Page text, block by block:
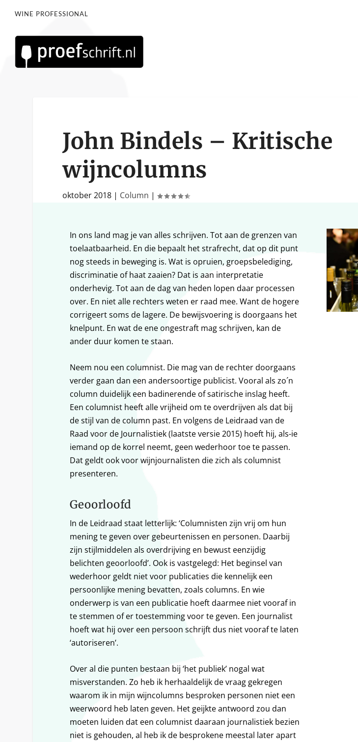
WINE PROFESSIONAL
John Bindels – Kritische
wijncolumns
oktober 2018 | Column |
In ons land mag je van alles schrijven. Tot aan de grenzen van
toelaatbaarheid. En die bepaalt het strafrecht, dat op dit punt
nog steeds in beweging is. Wat is opruien, groepsbelediging,
discriminatie of haat zaaien? Dat is aan interpretatie
onderhevig. Tot aan de dag van heden lopen daar processen
over. En niet alle rechters weten er raad mee. Want de hogere
corrigeert soms de lagere. De bewijsvoering is doorgaans het
knelpunt. En wat de ene ongestraft mag schrijven, kan de
ander duur komen te staan.
Neem nou een columnist. Die mag van de rechter doorgaans
verder gaan dan een andersoortige publicist. Vooral als zo´n
column duidelijk een badinerende of satirische inslag heeft.
Een columnist heeft alle vrijheid om te overdrijven als dat bij
de stijl van de column past. En volgens de Leidraad van de
Raad voor de Journalistiek (laatste versie 2015) hoeft hij, als-ie
iemand op de korrel neemt, geen wederhoor toe te passen.
Dat geldt ook voor wijnjournalisten die zich als columnist
presenteren.
Geoorloofd
In de Leidraad staat letterlijk: ‘Columnisten zijn vrij om hun
mening te geven over gebeurtenissen en personen. Daarbij
zijn stijlmiddelen als overdrijving en bewust eenzijdig
belichten geoorloofd’. Ook is vastgelegd: Het beginsel van
wederhoor geldt niet voor publicaties die kennelijk een
persoonlijke mening bevatten, zoals columns. En wie
onderwerp is van een publicatie hoeft daarmee niet vooraf in
te stemmen of er toestemming voor te geven. Een journalist
hoeft wat hij over een persoon schrijft dus niet vooraf te laten
‘autoriseren’.
Over al die punten bestaan bij ‘het publiek’ nogal wat
misverstanden. Zo heb ik herhaaldelijk de vraag gekregen
waarom ik in mijn wijncolumns besproken personen niet een
weerwoord heb laten geven. Het geijkte antwoord zou dan
moeten luiden dat een columnist daaraan journalistiek bezien
niet is gehouden, al heb ik de besprokene meestal later apart